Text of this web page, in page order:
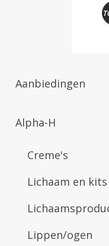
Aanbiedingen
Alpha-H
Creme's
Lichaam en kits
Lippen/ogen